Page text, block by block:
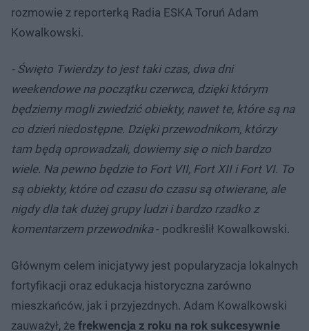
rozmowie z reporterką Radia ESKA Toruń Adam
Kowalkowski.
- Święto Twierdzy to jest taki czas, dwa dni
weekendowe na początku czerwca, dzięki którym
będziemy mogli zwiedzić obiekty, nawet te, które są na
co dzień niedostępne. Dzięki przewodnikom, którzy
tam będą oprowadzali, dowiemy się o nich bardzo
wiele. Na pewno będzie to Fort VII, Fort XII i Fort VI. To
są obiekty, które od czasu do czasu są otwierane, ale
nigdy dla tak dużej grupy ludzi i bardzo rzadko z
komentarzem przewodnika- podkreślił Kowalkowski.
Głównym celem inicjatywy jest popularyzacja lokalnych
fortyfikacji oraz edukacja historyczna zarówno
mieszkańców, jak i przyjezdnych. Adam Kowalkowski
zauważył, że frekwencja z roku na rok sukcesywnie